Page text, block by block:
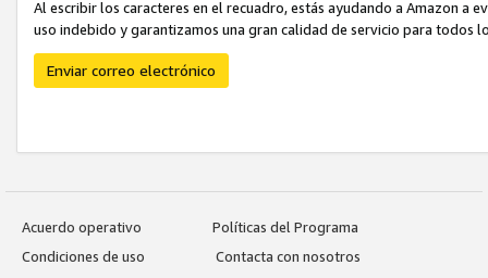
Al escribir los caracteres en el recuadro, estás ayudando a Amazon
uso indebido y garantizamos una gran calidad de servicio para todos
Enviar correo electrónico
Acuerdo operativo
Políticas del Programa
Condiciones de uso
Contacta con nosotros